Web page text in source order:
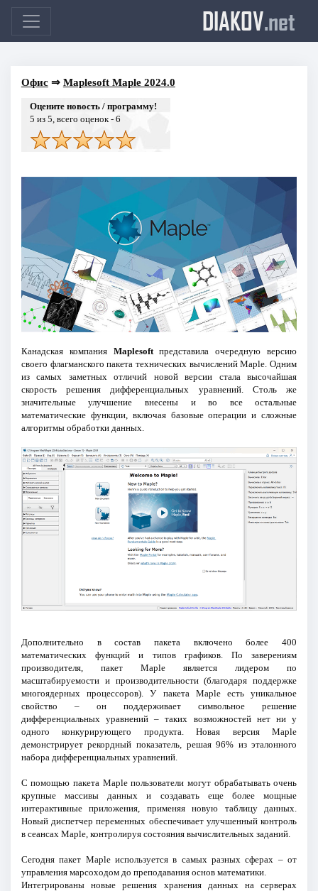
DIAKOV.net
Офис⇒ Maplesoft Maple 2024.0
Оцените новость / программу!
5 из 5, всего оценок - 6
Канадская компания Maplesoftпредставила очередную версию
своего флагманского пакета технических вычислений Maple. Одним
из самых заметных отличий новой версии стала высочайшая
скорость решения дифференциальных уравнений. Столь же
значительные улучшение внесены и во все остальные
математические функции, включая базовые операции и сложные
алгоритмы обработки данных.
Дополнительно в состав пакета включено более 400
математических функций и типов графиков. По заверениям
производителя, пакет Maple является лидером по
масштабируемости и производительности (благодаря поддержке
многоядерных процессоров). У пакета Maple есть уникальное
свойство – он поддерживает символьное решение
дифференциальных уравнений – таких возможностей нет ни у
одного конкурирующего продукта. Новая версия Maple
демонстрирует рекордный показатель, решая 96% из эталонного
набора дифференциальных уравнений.
С помощью пакета Maple пользователи могут обрабатывать очень
крупные массивы данных и создавать еще более мощные
интерактивные приложения, применяя новую таблицу данных.
Новый диспетчер переменных обеспечивает улучшенный контроль
в сеансах Maple, контролируя состояния вычислительных заданий.
Сегодня пакет Maple используется в самых разных сферах – от
управления марсоходом до преподавания основ математики.
Интегрированы новые решения хранения данных на серверах